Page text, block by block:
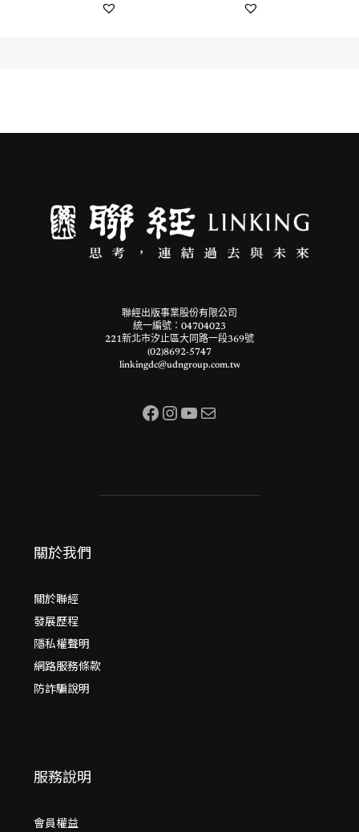
聯經出版事業股份有限公司
統一編號：04704023
221新北市汐止區大同路一段369號
(02)8692-5747
linkingdc@udngroup.com.tw
Facebook InstagramYouTube 電子郵件
關於我們
關於聯經
發展歷程
隱私權聲明
網路服務條款
防詐騙說明
服務說明
會員權益